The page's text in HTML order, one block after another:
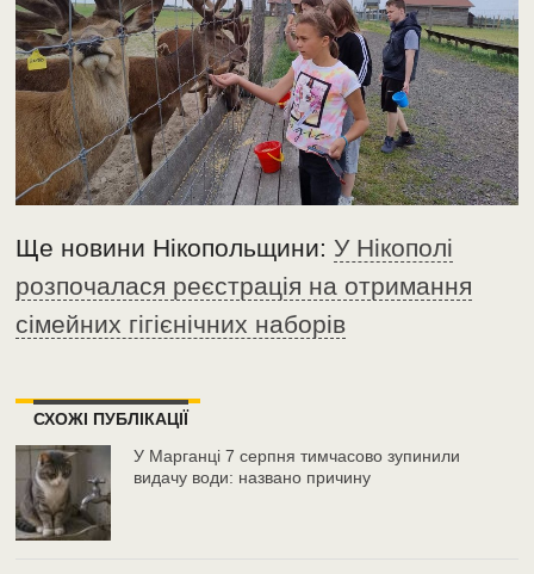
Ще новини Нікопольщини:У Нікополі
розпочалася реєстрація на отримання
сімейних гігієнічних наборів
СХОЖІ ПУБЛІКАЦІЇ
У Марганці 7 серпня тимчасово зупинили
видачу води: названо причину